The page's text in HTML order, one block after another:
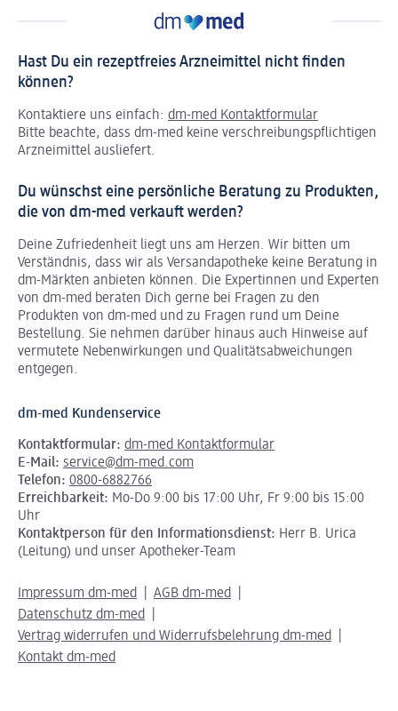
Hast Du ein rezeptfreies Arzneimittel nicht finden
können?
Kontaktiere uns einfach: dm-med Kontaktformular
Bitte beachte, dass dm-med keine verschreibungspflichtigen
Arzneimittel ausliefert.
Du wünschst eine persönliche Beratung zu Produkten,
die von dm-med verkauft werden?
Deine Zufriedenheit liegt uns am Herzen. Wir bitten um
Verständnis, dass wir als Versandapotheke keine Beratung in
dm-Märkten anbieten können. Die Expertinnen und Experten
von dm-med beraten Dich gerne bei Fragen zu den
Produkten von dm-med und zu Fragen rund um Deine
Bestellung. Sie nehmen darüber hinaus auch Hinweise auf
vermutete Nebenwirkungen und Qualitätsabweichungen
entgegen.
dm-med Kundenservice
Kontaktformular: dm-med Kontaktformular
E-Mail: service@dm-med.com
Telefon: 0800-6882766
Erreichbarkeit: Mo-Do 9:00 bis 17:00 Uhr, Fr 9:00 bis 15:00
Uhr
Kontaktperson für den Informationsdienst: Herr B. Urica
(Leitung) und unser Apotheker-Team
Impressum dm-med
AGB dm-med
Datenschutz dm-med
Vertrag widerrufen und Widerrufsbelehrung dm-med
Kontakt dm-med